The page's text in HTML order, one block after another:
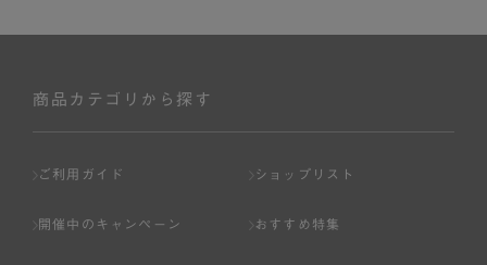
商品カテゴリから探す
ご利用ガイド ショップリスト
開催中のキャンペーン おすすめ特集